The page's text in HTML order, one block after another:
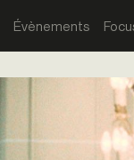
Évènements